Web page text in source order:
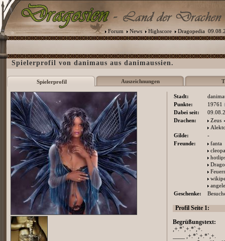
Forum News Highscore Dragopedia
Spielerprofil von danimaus aus danimaussien.
Spielerprofil Auszeichnungen
Stadt:
Punkte:
19761
Dabei seit:
Drachen:
Zeus
Gilde:
-
Freunde:
fanta
Geschenke:
Profil Seite 1:
Begrüßungstext:
,+.*`,+.*`,+.
____ ,+.*`,+.*`,+.